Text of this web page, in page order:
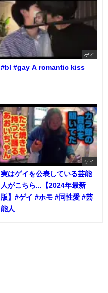
ゲイ
#bl #gay A romantic kiss
ゲイ
実はゲイを公表している芸能
人がこちら...【2024年最新
版】#ゲイ #ホモ #同性愛 #芸
能人